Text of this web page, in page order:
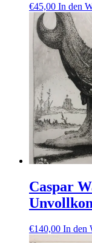
€45,00 In den
Caspar
€140,00 In den